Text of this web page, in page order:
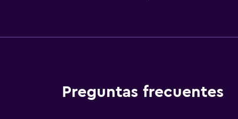
Preguntas frecuentes